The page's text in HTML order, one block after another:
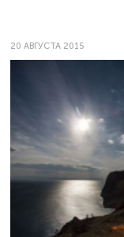
20 АВГУСТА 2015